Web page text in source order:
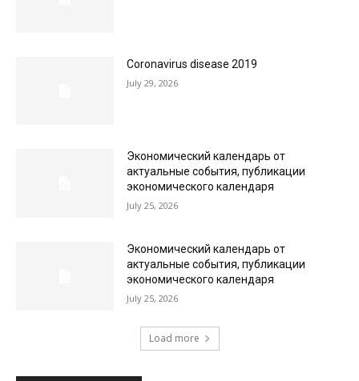
Coronavirus disease 2019
July 29, 2026
Экономический календарь от
актуальные события, публикации
экономического календаря
July 25, 2026
Экономический календарь от
актуальные события, публикации
экономического календаря
July 25, 2026
Load more